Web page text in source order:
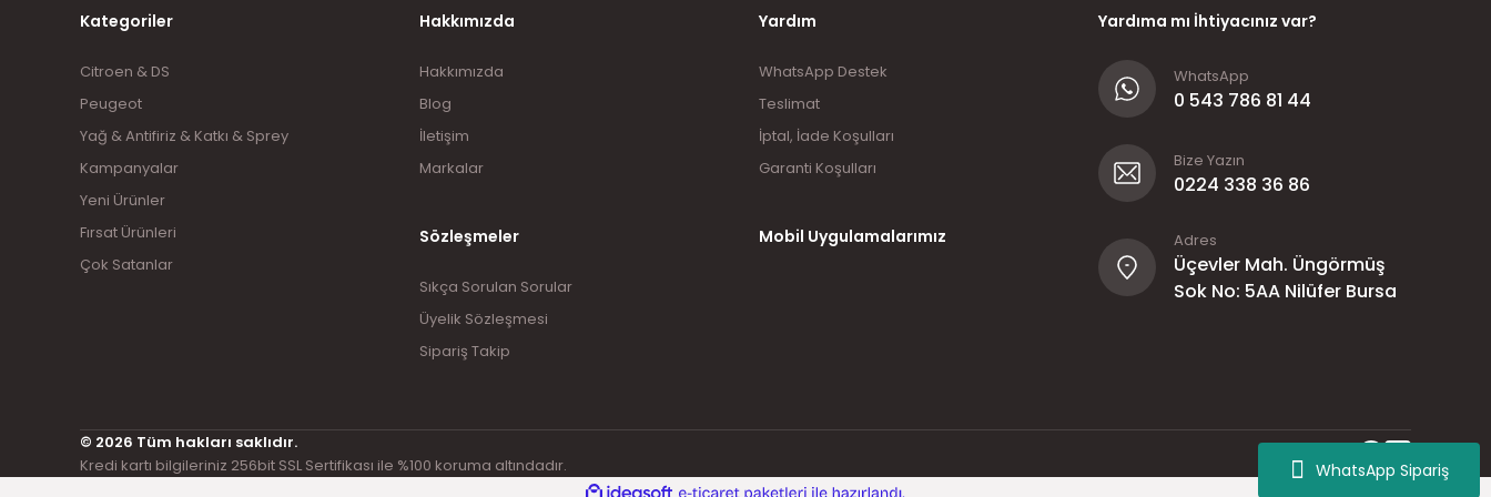
WhatsApp Sipariş
Kategoriler
Citroen & DS
Peugeot
Yağ & Antifiriz & Katkı & Sprey
Kampanyalar
Yeni Ürünler
Fırsat Ürünleri
Çok Satanlar
Hakkımızda
Hakkımızda
Blog
İletişim
Markalar
Sözleşmeler
Sıkça Sorulan Sorular
Üyelik Sözleşmesi
Sipariş Takip
Yardım
WhatsApp Destek
Teslimat
İptal, İade Koşulları
Garanti Koşulları
Mobil Uygulamalarımız
Yardıma mı İhtiyacınız var?
WhatsApp
0 543 786 81 44
Bize Yazın
0224 338 36 86
Adres
Üçevler Mah. Üngörmüş
Sok No: 5AA Nilüfer Bursa
© 2026 Tüm hakları saklıdır.
Kredi kartı bilgileriniz 256bit SSL Sertifikası ile %100 koruma altındadır.
ideasoft e-